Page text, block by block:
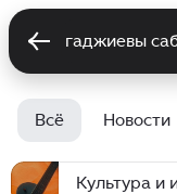
Всё Новости
Культура и